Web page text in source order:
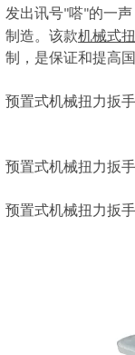
发出讯号"嗒"的一
制造。该款机械式
制，是保证和提高
预置式机械扭力扳
预置式机械扭力扳
预置式机械扭力扳